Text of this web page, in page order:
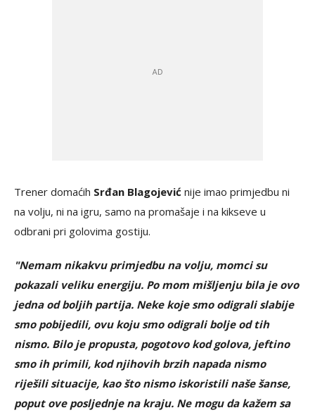
Trener domaćih Srđan Blagojević nije imao primjedbu ni
na volju, ni na igru, samo na promašaje i na kikseve u
odbrani pri golovima gostiju.
"Nemam nikakvu primjedbu na volju, momci su
pokazali veliku energiju. Po mom mišljenju bila je ovo
jedna od boljih partija. Neke koje smo odigrali slabije
smo pobijedili, ovu koju smo odigrali bolje od tih
nismo. Bilo je propusta, pogotovo kod golova, jeftino
smo ih primili, kod njihovih brzih napada nismo
riješili situacije, kao što nismo iskoristili naše šanse,
poput ove posljednje na kraju. Ne mogu da kažem sa